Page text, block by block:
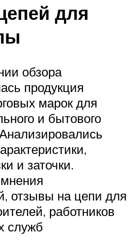
для
обзора
продукция
марок для
и бытового
и заточки.
отзывы на цепи для
работников
служб